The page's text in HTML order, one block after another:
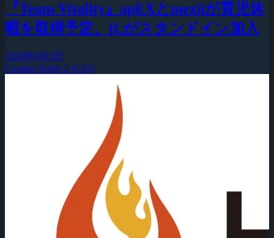
『Team Vitality』apEXとmeziiが育児休
暇を取得予定、jLがスタンドイン加入
2026年8月5日
Counter-Strike 2 (CS2)